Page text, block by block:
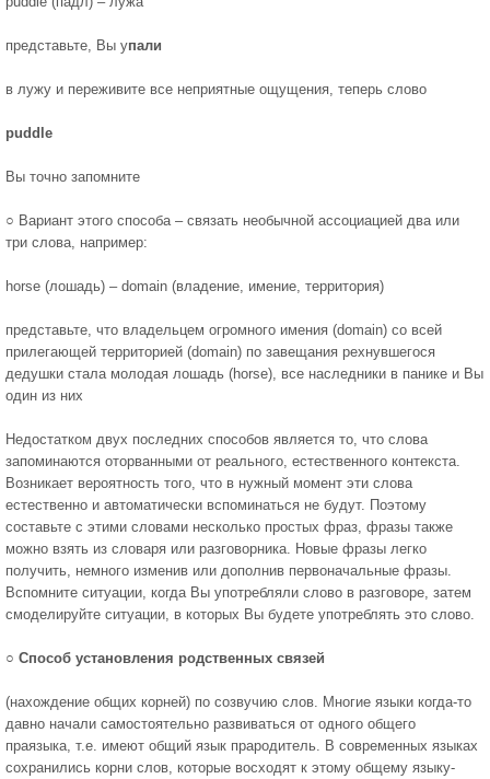
представьте, Вы упали
в лужу и переживите все неприятные ощущения, теперь слово
puddle
Вы точно запомните
○ Вариант этого способа – связать необычной ассоциацией два или
три слова, например:
horse (лошадь) – domain (владение, имение, территория)
представьте, что владельцем огромного имения (domain) со всей
прилегающей территорией (domain) по завещания рехнувшегося
дедушки стала молодая лошадь (horse), все наследники в панике и Вы
один из них
Недостатком двух последних способов является то, что слова
запоминаются оторванными от реального, естественного контекста.
Возникает вероятность того, что в нужный момент эти слова
естественно и автоматически вспоминаться не будут. Поэтому
составьте с этими словами несколько простых фраз, фразы также
можно взять из словаря или разговорника. Новые фразы легко
получить, немного изменив или дополнив первоначальные фразы.
Вспомните ситуации, когда Вы употребляли слово в разговоре, затем
смоделируйте ситуации, в которых Вы будете употреблять это слово.
○ Способ установления родственных связей
(нахождение общих корней) по созвучию слов. Многие языки когда-то
давно начали самостоятельно развиваться от одного общего
праязыка, т.е. имеют общий язык прародитель. В современных языках
сохранились корни слов, которые восходят к этому общему языку-